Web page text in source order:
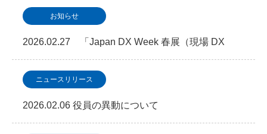
結「次世代型データセンター・地方分散NAGA…
お知らせ
2026.02.27 「Japan DX Week 春展（現場 DX
EXPO）」に出展します
ニュースリリース
2026.02.06 役員の異動について